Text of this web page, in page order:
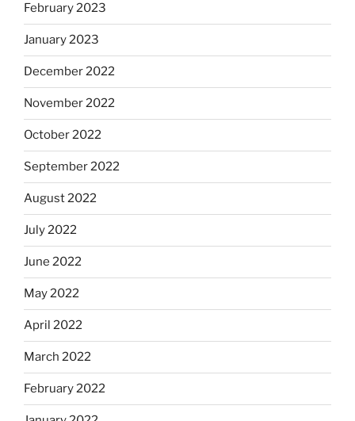
February 2023
January 2023
December 2022
November 2022
October 2022
September 2022
August 2022
July 2022
June 2022
May 2022
April 2022
March 2022
February 2022